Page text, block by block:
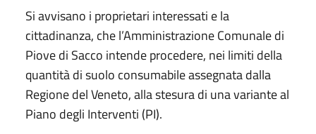
Si avvisano i proprietari interessati e la
cittadinanza, che l’Amministrazione Comunale di
Piove di Sacco intende procedere, nei limiti della
quantità di suolo consumabile assegnata dalla
Regione del Veneto, alla stesura di una variante al
Piano degli Interventi (PI).